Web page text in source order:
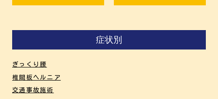
症状別
ぎっくり腰
椎間板ヘルニア
交通事故施術